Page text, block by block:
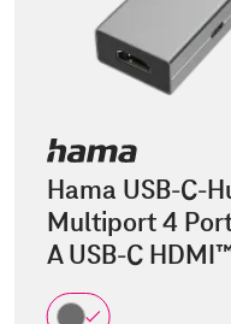
Hama USB-C-
Multiport 4
A USB-C